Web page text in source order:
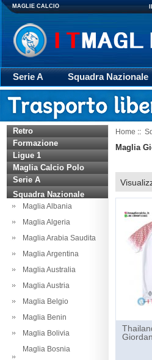
MAGLIE CALCIO
Serie A Squadra Nazionale
Giacca
Rugby
Retro
Formazione
Ligue 1
Maglia Calcio Polo
Serie A
Squadra Nazionale
Maglia Albania
Maglia Algeria
Maglia Arabia Saudita
Maglia Argentina
Maglia Australia
Maglia Austria
Maglia Belgio
Maglia Benin
Maglia Bolivia
Maglia Bosnia
Home ::
Maglia